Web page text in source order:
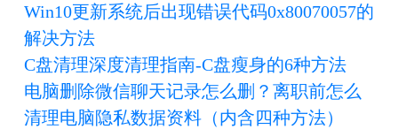
Win10更新系统后出现错误代码0x80070057的
解决方法
C盘清理深度清理指南-C盘瘦身的6种方法
电脑删除微信聊天记录怎么删？离职前怎么
清理电脑隐私数据资料（内含四种方法）